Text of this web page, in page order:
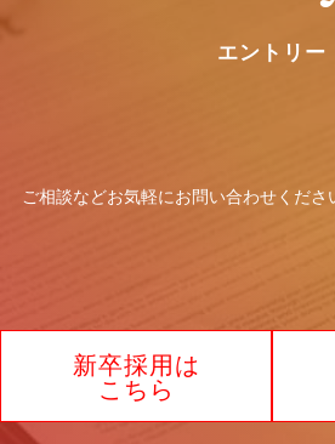
また、個々の選考・評価結
報の開示には応じかねます
お問合わせ窓口：林 智代
制定2025年7月1日
エントリー
ご相談などお気軽にお問い合わせくださ
新卒採用は
こちら